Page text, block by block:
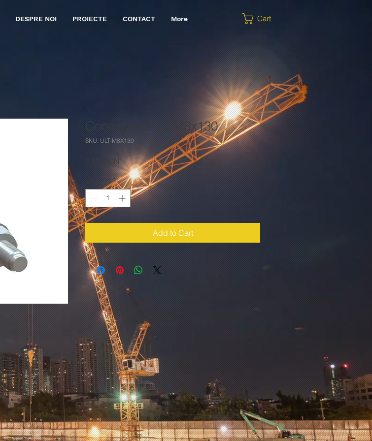
DESPRE NOI PROIECTE CONTACT More Cart
Conexpand Zn M8x130
SKU: ULT-M8X130
2,60 RONPrice
Quantity *
Add to Cart